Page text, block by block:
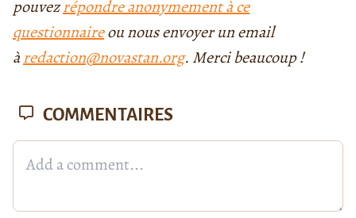
pouvezrépondre anonymement à ce
questionnaireou nous envoyer un email
àredaction@novastan.org. Merci beaucoup !
COMMENTAIRES